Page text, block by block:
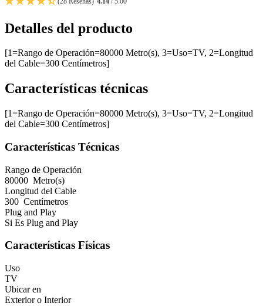
Detalles del producto
[1=Rango de Operación=80000 Metro(s), 3=Uso=TV, 2=Longitud
del Cable=300 Centímetros]
Características técnicas
[1=Rango de Operación=80000 Metro(s), 3=Uso=TV, 2=Longitud
del Cable=300 Centímetros]
Características Técnicas
Rango de Operación
80000 Metro(s)
Longitud del Cable
300 Centímetros
Plug and Play
Si Es Plug and Play
Características Físicas
Uso
TV
Ubicar en
Exterior o Interior